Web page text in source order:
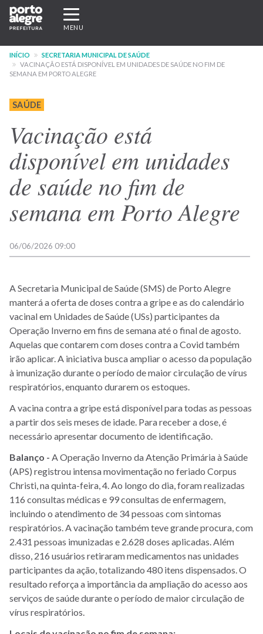
Pular
para
conteúdo
principal
Expandir/recolher
navegação
MENU
INÍCIO
SECRETARIA MUNICIPAL DE SAÚDE
VACINAÇÃO ESTÁ DISPONÍVEL EM UNIDADES DE SAÚDE NO FIM DE
SEMANA EM PORTO ALEGRE
SAÚDE
Vacinação está
disponível em unidades
de saúde no fim de
semana em Porto Alegre
06/06/2026 09:00
A Secretaria Municipal de Saúde (SMS) de Porto Alegre
manterá a oferta de doses contra a gripe e as do calendário
vacinal em Unidades de Saúde (USs) participantes da
Operação Inverno em fins de semana até o final de agosto.
Aquelas que contarem com doses contra a Covid também
irão aplicar. A iniciativa busca ampliar o acesso da população
à imunização durante o período de maior circulação de vírus
respiratórios, enquanto durarem os estoques.
A vacina contra a gripe está disponível para todas as pessoas
a partir dos seis meses de idade. Para receber a dose, é
necessário apresentar documento de identificação.
Balanço - A Operação Inverno da Atenção Primária à Saúde
(APS) registrou intensa movimentação no feriado Corpus
Christi, na quinta-feira, 4. Ao longo do dia, foram realizadas
116 consultas médicas e 99 consultas de enfermagem,
incluindo o atendimento de 34 pessoas com sintomas
respiratórios. A vacinação também teve grande procura, com
2.431 pessoas imunizadas e 2.628 doses aplicadas. Além
disso, 216 usuários retiraram medicamentos nas unidades
participantes da ação, totalizando 480 itens dispensados. O
resultado reforça a importância da ampliação do acesso aos
serviços de saúde durante o período de maior circulação de
vírus respiratórios.